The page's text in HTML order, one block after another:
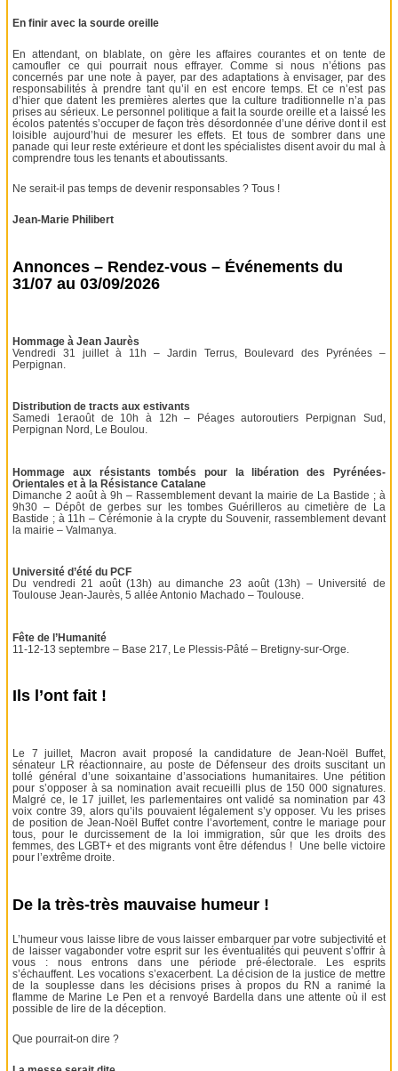
En finir avec la sourde oreille
En attendant, on blablate, on gère les affaires courantes et on tente de
camoufler ce qui pourrait nous effrayer. Comme si nous n’étions pas
concernés par une note à payer, par des adaptations à envisager, par des
responsabilités à prendre tant qu’il en est encore temps. Et ce n’est pas
d’hier que datent les premières alertes que la culture traditionnelle n’a pas
prises au sérieux. Le personnel politique a fait la sourde oreille et a laissé les
écolos patentés s’occuper de façon très désordonnée d’une dérive dont il est
loisible aujourd’hui de mesurer les effets. Et tous de sombrer dans une
panade qui leur reste extérieure et dont les spécialistes disent avoir du mal à
comprendre tous les tenants et aboutissants.
Ne serait-il pas temps de devenir responsables ? Tous !
Jean-Marie Philibert
Annonces – Rendez-vous – Événements du
31/07 au 03/09/2026
Hommage à Jean Jaurès
Vendredi 31 juillet à 11h – Jardin Terrus, Boulevard des Pyrénées –
Perpignan.
Distribution de tracts aux estivants
Samedi 1eraoût de 10h à 12h – Péages autoroutiers Perpignan Sud,
Perpignan Nord, Le Boulou.
Hommage aux résistants tombés pour la libération des Pyrénées-
Orientales et à la Résistance Catalane
Dimanche 2 août à 9h – Rassemblement devant la mairie de La Bastide ; à
9h30 – Dépôt de gerbes sur les tombes Guérilleros au cimetière de La
Bastide ; à 11h – Cérémonie à la crypte du Souvenir, rassemblement devant
la mairie – Valmanya.
Université d’été du PCF
Du vendredi 21 août (13h) au dimanche 23 août (13h) – Université de
Toulouse Jean-Jaurès, 5 allée Antonio Machado – Toulouse.
Fête de l’Humanité
11-12-13 septembre – Base 217, Le Plessis-Pâté – Bretigny-sur-Orge.
Ils l’ont fait !
Le 7 juillet, Macron avait proposé la candidature de Jean-Noël Buffet,
sénateur LR réactionnaire, au poste de Défenseur des droits suscitant un
tollé général d’une soixantaine d’associations humanitaires. Une pétition
pour s’opposer à sa nomination avait recueilli plus de 150 000 signatures.
Malgré ce, le 17 juillet, les parlementaires ont validé sa nomination par 43
voix contre 39, alors qu’ils pouvaient légalement s’y opposer. Vu les prises
de position de Jean-Noël Buffet contre l’avortement, contre le mariage pour
tous, pour le durcissement de la loi immigration, sûr que les droits des
femmes, des LGBT+ et des migrants vont être défendus ! Une belle victoire
pour l’extrême droite.
De la très-très mauvaise humeur !
L’humeur vous laisse libre de vous laisser embarquer par votre subjectivité et
de laisser vagabonder votre esprit sur les éventualités qui peuvent s’offrir à
vous : nous entrons dans une période pré-électorale. Les esprits
s’échauffent. Les vocations s’exacerbent. La décision de la justice de mettre
de la souplesse dans les décisions prises à propos du RN a ranimé la
flamme de Marine Le Pen et a renvoyé Bardella dans une attente où il est
possible de lire de la déception.
Que pourrait-on dire ?